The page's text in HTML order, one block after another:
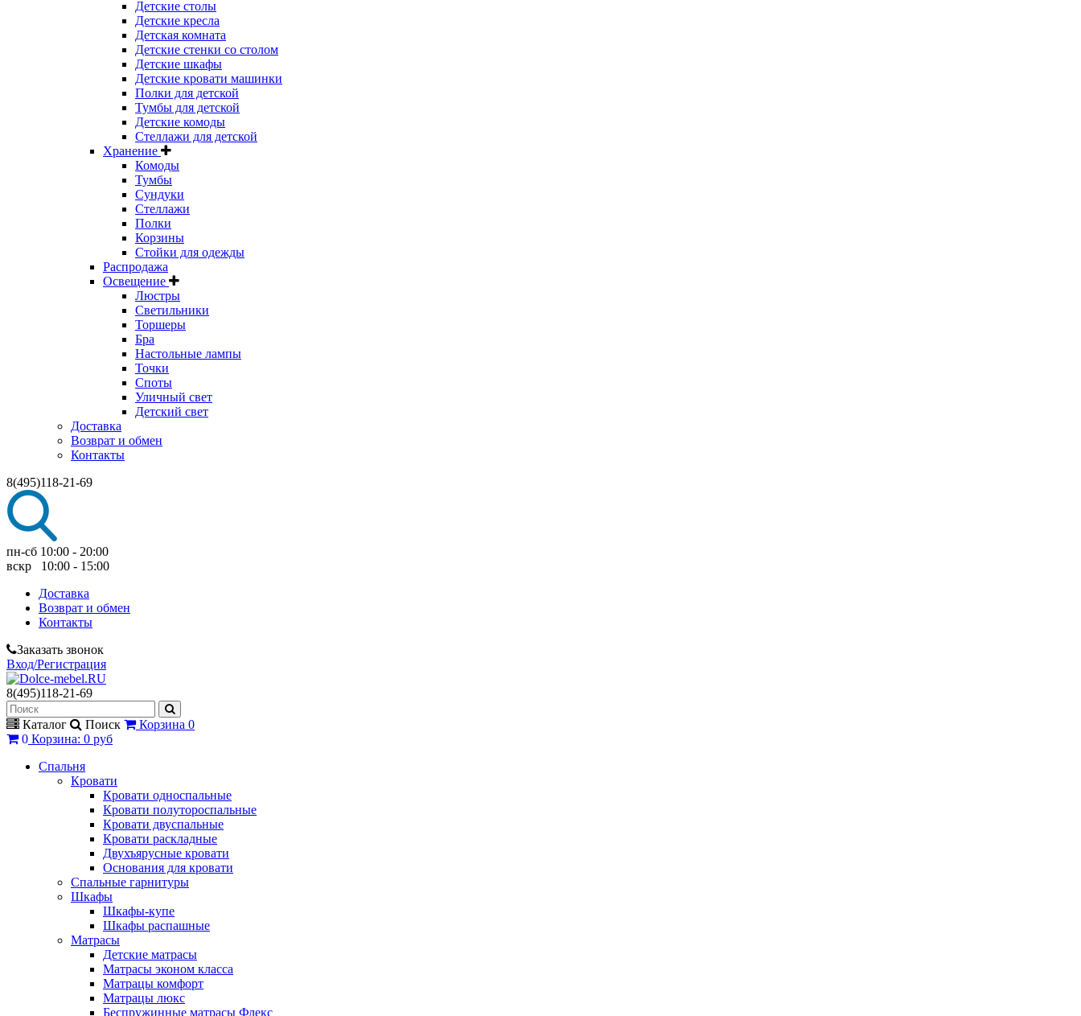
Детские столы
Детские кресла
Детская комната
Детские стенки со столом
Детские шкафы
Детские кровати машинки
Полки для детской
Тумбы для детской
Детские комоды
Стеллажи для детской
Хранение
Комоды
Тумбы
Сундуки
Стеллажи
Полки
Корзины
Стойки для одежды
Распродажа
Освещение
Люстры
Светильники
Торшеры
Бра
Настольные лампы
Точки
Споты
Уличный свет
Детский свет
Доставка
Возврат и обмен
Контакты
8(495)118-21-69
пн-сб 10:00 - 20:00
вскр 10:00 - 15:00
Доставка
Возврат и обмен
Контакты
Заказать звонок
Вход/Регистрация
8(495)118-21-69
Каталог Поиск Корзина 0
0 Корзина: 0 руб
Спальня
Кровати
Кровати односпальные
Кровати полутороспальные
Кровати двуспальные
Кровати раскладные
Двухъярусные кровати
Основания для кровати
Спальные гарнитуры
Шкафы
Шкафы-купе
Шкафы распашные
Матрасы
Детские матрасы
Матрасы эконом класса
Матрацы комфорт
Матрацы люкс
Беспружинные матрасы Флекс